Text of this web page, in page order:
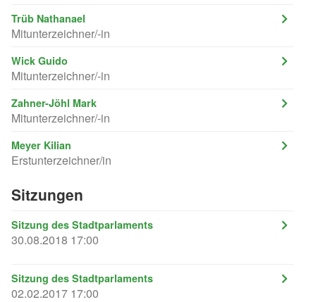
Trüb Nathanael
Mitunterzeichner/-in
Wick Guido
Mitunterzeichner/-in
Zahner-Jöhl Mark
Mitunterzeichner/-in
Meyer Kilian
Erstunterzeichner/in
Sitzungen
Sitzung des Stadtparlaments
30.08.2018 17:00
Sitzung des Stadtparlaments
02.02.2017 17:00